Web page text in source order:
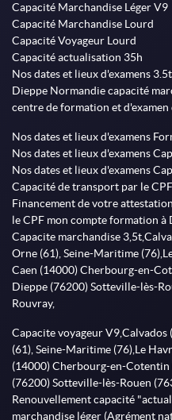
Capacité Marchandise Léger V9
Capacité Marchandise Lourd
Capacité Voyageur Lourd
Capacité actualisation 35h
Nos dates et lieux d'examens 3.5t
Dieppe Normandie capacité
centre de formation et d'examen
Nos dates et lieux d'examens
Nos dates et lieux d'examens
Nos dates et lieux d'examens
Capacité de transport par le
Financement de votre
le CPF mon compte formation à
Capacite marchandise
Orne (61), Seine-Maritime
Caen (14000) Cherbourg-en-
Dieppe (76200) Sotteville-lès-
Rouvray,
Capacite voyageur V9,Calvados
(61), Seine-Maritime (76),Le
(14000) Cherbourg-en-
(76200) Sotteville-lès-Rouen
Renouvellement capacité
marchandise léger (Agrément